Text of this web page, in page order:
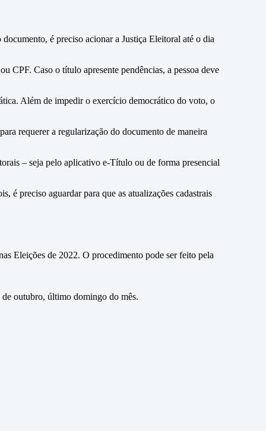
é preciso acionar a Justiça Eleitoral até o dia
CPF. Caso o título apresente pendências, a pessoa deve
Além de impedir o exercício democrático do voto, o
requerer a regularização do documento de maneira
– seja pelo aplicativo e-Título ou de forma presencial
é preciso aguardar para que as atualizações cadastrais
Eleições de 2022. O procedimento pode ser feito pela
de outubro, último domingo do mês.